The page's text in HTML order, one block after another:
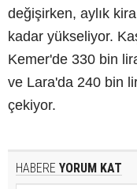
değişirken, aylık
kadar yükseliyor.
Kemer'de 330 bin
ve Lara'da 240 bin
çekiyor.
HABERE YORUM KAT